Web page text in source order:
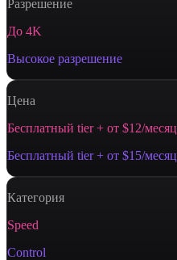
Разрешение
До 4K
Высокое разрешение
Цена
Бесплатный tier + от $12/месяц
Бесплатный tier + от $15/месяц
Категория
Speed
Control